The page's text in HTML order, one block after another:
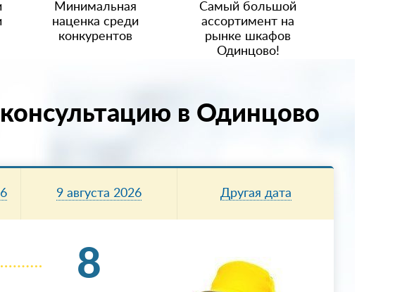
Минимальная
наценка среди
конкурентов
Самый большой
ассортимент на
рынке шкафов
Одинцово!
в Одинцово
9 августа 2026 Другая дата
8